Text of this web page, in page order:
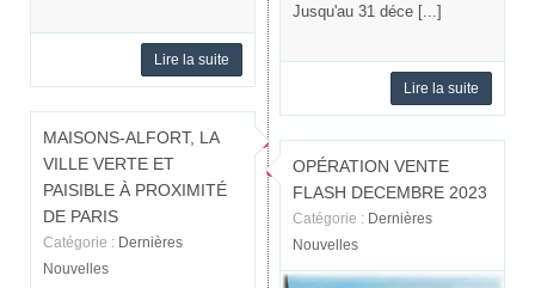
Lire la suite
Jusqu'au 31 déce [...]
Lire la suite
MAISONS-ALFORT, LA
VILLE VERTE ET
PAISIBLE À PROXIMITÉ
DE PARIS
Catégorie : Dernières
Nouvelles
OPÉRATION VENTE
FLASH DECEMBRE 2023
Catégorie : Dernières
Nouvelles